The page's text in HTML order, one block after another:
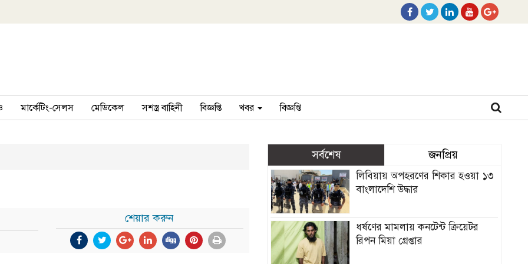
মার্কেটিং-সেলস মেডিকেল সশস্ত্র বাহিনী বিজ্ঞপ্তি খবর বিজ্ঞপ্তি
শেয়ার করুন
সর্বশেষ জনপ্রিয়
লিবিয়ায় অপহরণের শিকার হওয়া ১৩
বাংলাদেশি উদ্ধার
ধর্ষণের মামলায় কনটেন্ট ক্রিয়েটর
রিপন মিয়া গ্রেপ্তার